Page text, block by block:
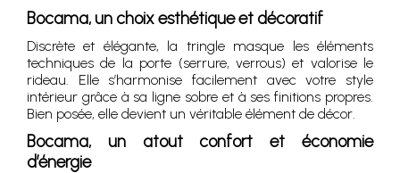
Bocama, un choix esthétique et décoratif
Discrète et élégante, la tringle masque les éléments
techniques de la porte (serrure, verrous) et valorise le
rideau. Elle s’harmonise facilement avec votre style
intérieur grâce à sa ligne sobre et à ses finitions propres.
Bien posée, elle devient un véritable élément de décor.
Bocama, un atout confort et économie
d’énergie